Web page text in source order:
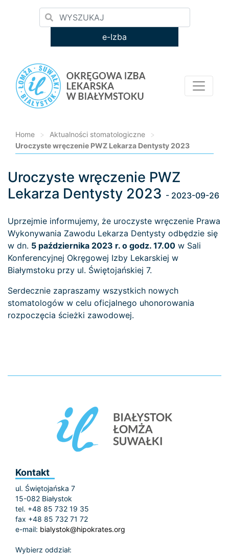
e-Izba
Home > Aktualności stomatologiczne
>
Uroczyste wręczenie PWZ Lekarza Dentysty 2023
Loading...
Uroczyste wręczenie PWZ
Lekarza Dentysty 2023 - 2023-09-26
Uprzejmie informujemy, że uroczyste wręczenie Prawa
Wykonywania Zawodu Lekarza Dentysty odbędzie się
w dn. 5 października 2023 r. o godz. 17.00 w Sali
Konferencyjnej Okręgowej Izby Lekarskiej w
Białymstoku przy ul. Świętojańskiej 7.
Serdecznie zapraszamy wszystkich nowych
stomatologów w celu oficjalnego uhonorowania
rozpoczęcia ścieżki zawodowej.
Kontakt
ul. Świętojańska 7
15-082 Białystok
tel. +48 85 732 19 35
fax +48 85 732 71 72
e-mail: bialystok@hipokrates.org
Wybierz oddział: